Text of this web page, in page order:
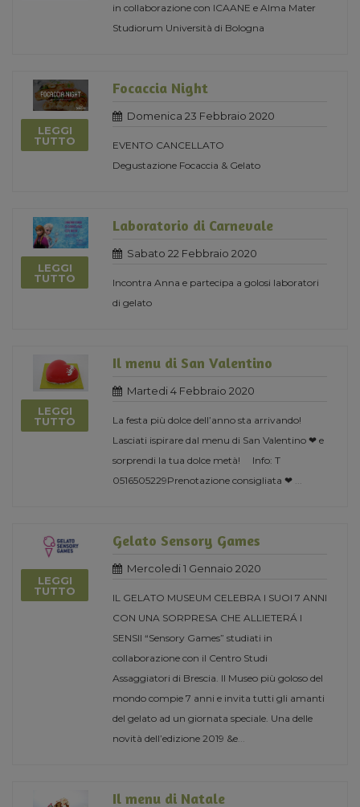
in collaborazione con ICAANE e Alma Mater
Studiorum Università di Bologna
LEGGI
TUTTO
Focaccia Night
Domenica 23 Febbraio 2020
EVENTO CANCELLATO
Degustazione Focaccia & Gelato
LEGGI
TUTTO
Laboratorio di Carnevale
Sabato 22 Febbraio 2020
Incontra Anna e partecipa a golosi laboratori
di gelato
LEGGI
TUTTO
Il menu di San Valentino
Martedi 4 Febbraio 2020
La festa più dolce dell’anno sta arrivando!
Lasciati ispirare dal menu di San Valentino ❤ e
sorprendi la tua dolce metà! Info: T
0516505229Prenotazione consigliata ❤
LEGGI
TUTTO
Gelato Sensory Games
Mercoledi 1 Gennaio 2020
IL GELATO MUSEUM CELEBRA I SUOI 7 ANNI
CON UNA SORPRESA CHE ALLIETERÁ I
SENSII “Sensory Games” studiati in
collaborazione con il Centro Studi
Assaggiatori di Brescia. Il Museo più goloso del
mondo compie 7 anni e invita tutti gli amanti
del gelato ad un giornata speciale. Una delle
novità dell’edizione 2019 &e
Il menu di Natale